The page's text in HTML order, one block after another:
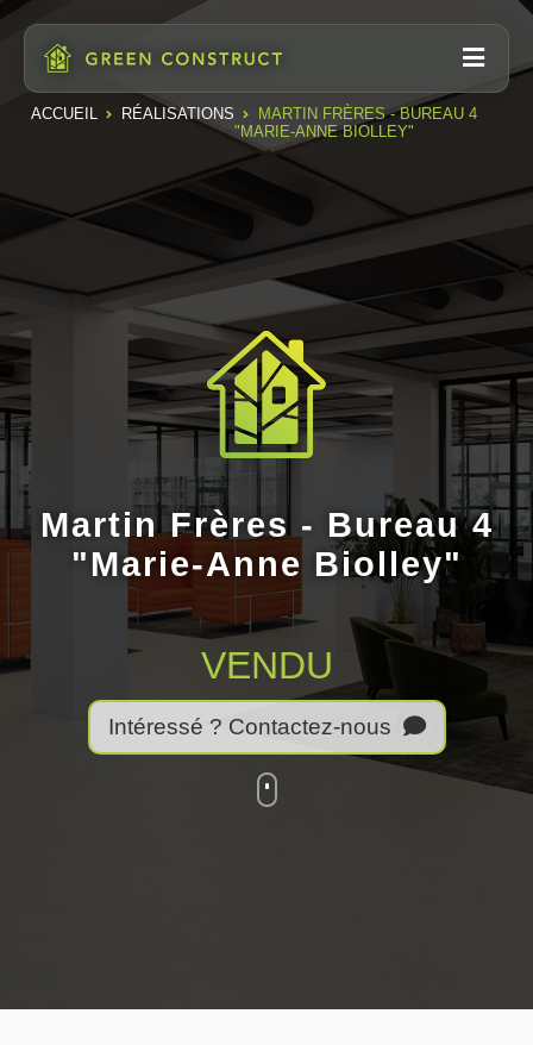
ACCUEIL RÉALISATIONS
MARTIN FRÈRES - BUREAU 4
"MARIE-ANNE BIOLLEY"
Martin Frères - Bureau 4
"Marie-Anne Biolley"
VENDU
Intéressé ? Contactez-nous